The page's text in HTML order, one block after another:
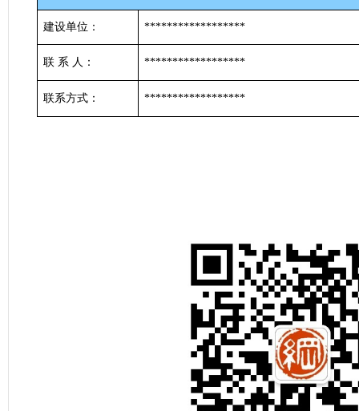
建设单位： ******************
联 系 人： ******************
联系方式： ******************